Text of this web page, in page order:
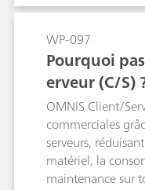
that the
silver electrodes
and pesticides in
WP-097
Pourquoi
erveur (C/S)
OMNIS Client/
commerciales
serveurs,
matériel, la
maintenance sur